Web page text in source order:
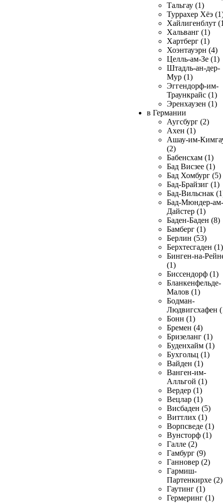
Тальгау (1)
Туррахер Хёэ
Хайлигенблут
Хальванг (1)
Хартберг (1)
Хоэнтауэрн (4)
Целль-ам-Зе (1)
Штадль-ан-дер-
Мур (1)
Эггендорф-им-
Траункрайс (1)
Эренхаузен (1)
в Германии
Аугсбург (2)
Ахен (1)
Ашау-им-
(2)
Бабенсхам (1)
Бад Висзее (1)
Бад Хомбург (5)
Бад-Брайзиг (1)
Бад-Вильснак
Бад-Мюндер-ам-
Дайстер (1)
Баден-Баден (8)
Бамберг (1)
Берлин (53)
Берхтесгаден (1)
Бинген-на-
(1)
Биссендорф (1)
Бланкенфельде-
Малов (1)
Бодман-
Людвигсхафен
Бонн (1)
Бремен (4)
Бризеланг (1)
Буденхайм (1)
Бухгольц (1)
Вайден (1)
Ванген-им-
Алльгой (1)
Вердер (1)
Вецлар (1)
Висбаден (5)
Виттлих (1)
Ворпсведе (1)
Вунсторф (1)
Галле (2)
Гамбург (9)
Ганновер (2)
Гармиш-
Партенкирхе (2)
Гаутинг (1)
Гермеринг (1)